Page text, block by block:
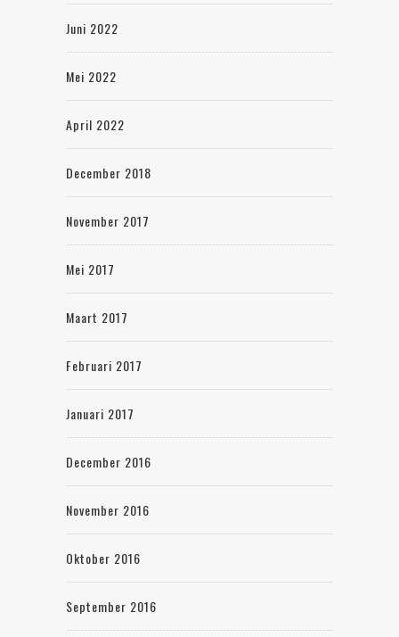
Juni 2022
Mei 2022
April 2022
December 2018
November 2017
Mei 2017
Maart 2017
Februari 2017
Januari 2017
December 2016
November 2016
Oktober 2016
September 2016